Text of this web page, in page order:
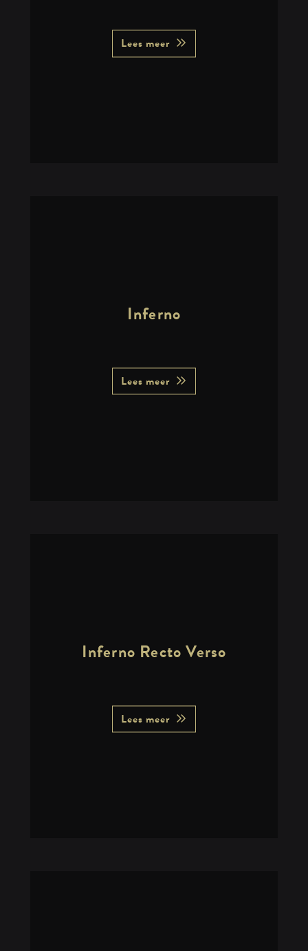
Lees meer
Inferno
Lees meer
Inferno Recto Verso
Lees meer